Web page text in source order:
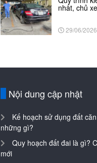
nhất, chủ
29/06/2026
Nội dung cập nhật
Kế hoạch sử dụng đất
những gì?
Quy hoạch đất đai là gì?
mới